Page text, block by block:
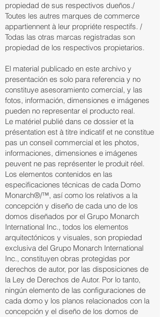
propiedad de sus respectivos dueños./
Toutes les autres marques de commerce
appartiennent à leur propriéte respectifs. /
Todas las otras marcas registradas son
propiedad de los respectivos propietarios.
El material publicado en este archivo y
presentación es solo para referencia y no
constituye asesoramiento comercial, y las
fotos, información, dimensiones e imágenes
pueden no representar el producto real.
Le matériel publié dans ce dossier et la
présentation est à titre indicatif et ne constitue
pas un conseil commercial et les photos,
informaciones, dimensiones e imágenes
peuvent ne pas représenter le produit réel.
Los elementos contenidos en las
especificaciones técnicas de cada Domo
Monarch®/™, así como los relativos a la
concepción y diseño de cada uno de los
domos diseñados por el Grupo Monarch
International Inc., todos los elementos
arquitectónicos y visuales, son propiedad
exclusiva del Grupo Monarch International
Inc., constituyen obras protegidas por
derechos de autor, por las disposiciones de
la Ley de Derechos de Autor. Por lo tanto,
ningún elemento de las configuraciones de
cada domo y los planos relacionados con la
concepción y el diseño de los domos de